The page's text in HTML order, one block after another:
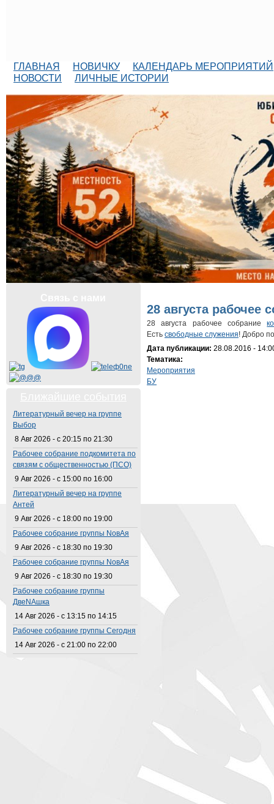
ГЛАВНАЯ НОВИЧКУ
КАЛЕНДАРЬ МЕРОПРИЯТИЙ
НОВОСТИ
ЛИЧНЫЕ ИСТОРИИ
28 августа рабочее
28 августа рабочее собрание
Есть свободные служения! Добро
Дата публикации: 28.08.2016 -
Тематика:
Мероприятия
БУ
Литературный вечер на группе
Выбор
8 Авг 2026 - с 20:15 по 21:30
Рабочее собрание подкомитета по
связям с общественностью (ПСО)
9 Авг 2026 - с 15:00 по 16:00
Литературный вечер на группе
Антей
9 Авг 2026 - с 18:00 по 19:00
Рабочее собрание группы NовАя
9 Авг 2026 - с 18:30 по 19:30
Рабочее собрание группы NовАя
9 Авг 2026 - с 18:30 по 19:30
Рабочее собрание группы
ДвеNAшка
14 Авг 2026 - с 13:15 по 14:15
Рабочее собрание группы Сегодня
14 Авг 2026 - с 21:00 по 22:00